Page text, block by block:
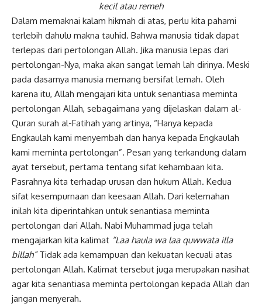
kecil atau remeh
Dalam memaknai kalam hikmah di atas, perlu kita pahami
terlebih dahulu makna tauhid. Bahwa manusia tidak dapat
terlepas dari pertolongan Allah. Jika manusia lepas dari
pertolongan-Nya, maka akan sangat lemah lah dirinya. Meski
pada dasarnya manusia memang bersifat lemah. Oleh
karena itu, Allah mengajari kita untuk senantiasa meminta
pertolongan Allah, sebagaimana yang dijelaskan dalam al-
Quran surah al-Fatihah yang artinya, “Hanya kepada
Engkaulah kami menyembah dan hanya kepada Engkaulah
kami meminta pertolongan”. Pesan yang terkandung dalam
ayat tersebut, pertama tentang sifat kehambaan kita.
Pasrahnya kita terhadap urusan dan hukum Allah. Kedua
sifat kesempurnaan dan keesaan Allah. Dari kelemahan
inilah kita diperintahkan untuk senantiasa meminta
pertolongan dari Allah. Nabi Muhammad juga telah
mengajarkan kita kalimat “Laa haula wa laa quwwata illa
billah”Tidak ada kemampuan dan kekuatan kecuali atas
pertolongan Allah. Kalimat tersebut juga merupakan nasihat
agar kita senantiasa meminta pertolongan kepada Allah dan
jangan menyerah.